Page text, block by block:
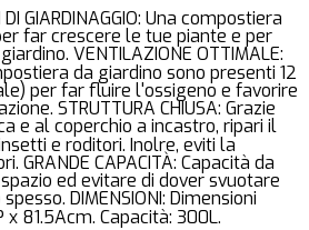
DI GIARDINAGGIO: Una compostiera
far crescere le tue piante e per
VENTILAZIONE OTTIMALE:
da giardino sono presenti 12
per far fluire l'ossigeno e favorire
STRUTTURA CHIUSA: Grazie
e al coperchio a incastro, ripari il
e roditori. Inolre, eviti la
GRANDE CAPACITÀ: Capacità da
ed evitare di dover svuotare
DIMENSIONI: Dimensioni
81.5Acm. Capacità: 300L.